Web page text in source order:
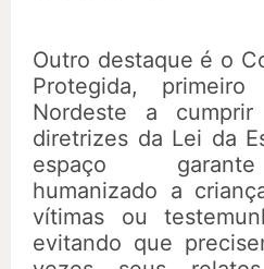
Outro destaque é o
Protegida,
Nordeste a cumprir
diretrizes da Lei da
espaço
humanizado a
vítimas ou
evitando que